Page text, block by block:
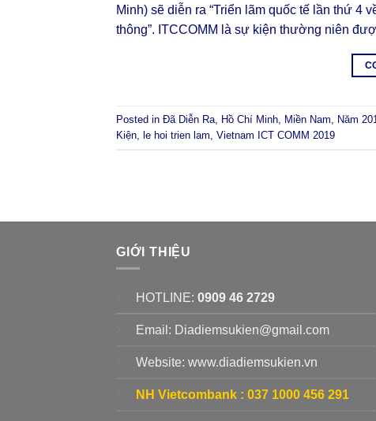
Minh) sẽ diễn ra “Triển lãm quốc tế lần thứ 4
thông”. ITCCOMM là sự kiện thường niên
Posted in Đã Diễn Ra Hồ Chí Minh Miền Nam Năm
Kiện
le hoi trien lam Vietnam ICT COMM 2019
GIỚI THIỆU
HOTLINE: 0909 46 2729
Email: Diadiemsukien@gmail.com
Website: www.diadiemsukien.vn
NH Vietcombank : 037 1000 456 291